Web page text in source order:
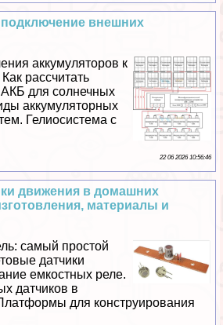
внешних
аккумуляторов к
рассчитать
для солнечных
аккумуляторных
Гелиосистема с
22 06 2026 10:56:46
движения в домашних
материалы и
самый простой
датчики
емкостных реле.
датчиков в
для конструирования